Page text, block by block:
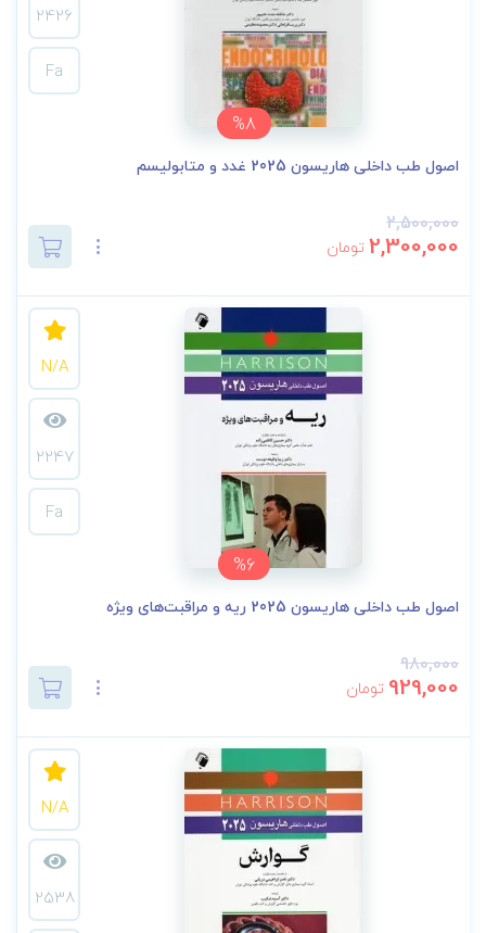
%8
2426
Fa
اصول طب داخلی هاریسون 2025 غدد و متابولیسم
2,500,000
2,300,000 تومان
%6
N/A
2247
Fa
اصول طب داخلی هاریسون 2025 ریه و مراقبت‌های ویژه
980,000
929,000 تومان
N/A
2538